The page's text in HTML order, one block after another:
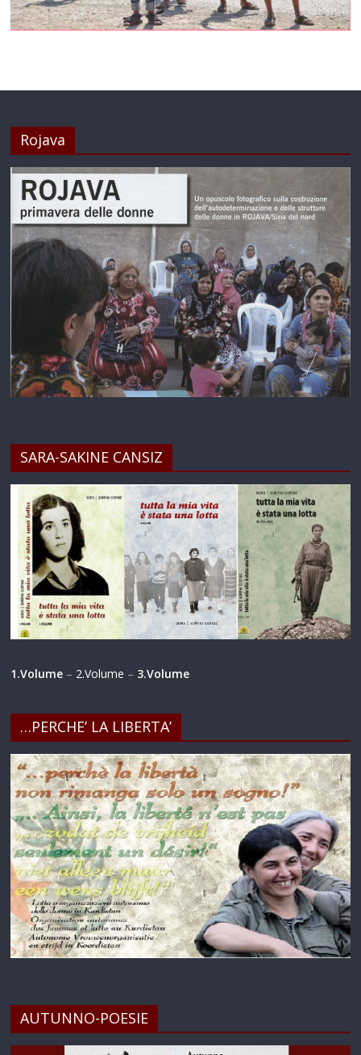
Rojava
SARA-SAKINE CANSIZ
1.Volume – 2.Volume – 3.Volume
…PERCHE’ LA LIBERTA’
AUTUNNO-POESIE